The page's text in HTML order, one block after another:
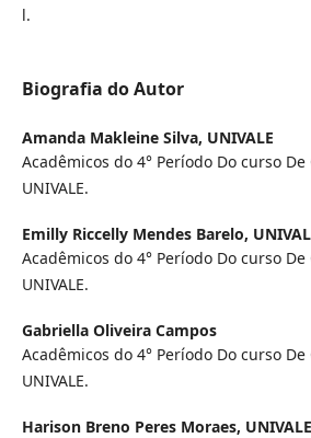
l.
Biografia do Autor
Amanda Makleine Silva, UNIVALE
Acadêmicos do 4° Período Do curso
UNIVALE.
Emilly Riccelly Mendes Barelo,
Acadêmicos do 4° Período Do curso
UNIVALE.
Gabriella Oliveira Campos
Acadêmicos do 4° Período Do curso
UNIVALE.
Harison Breno Peres Moraes, UNIVALE